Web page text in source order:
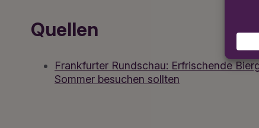
Quellen
Frankfurter Rundschau: Erfrischende
Sommer besuchen sollten